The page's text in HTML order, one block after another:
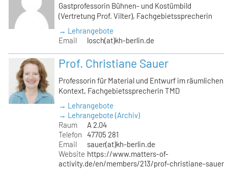
Gastprofessorin Bühnen- und Kostümbild
(Vertretung Prof. Vilter), Fachgebietssprecherin
→ Lehrangebote
Email
losch(at)kh-berlin.de
Prof. Christiane Sauer
Professorin für Material und Entwurf im räumlichen
Kontext, Fachgebietssprecherin TMD
→ Lehrangebote
→ Lehrangebote (Archiv)
Raum
A 2.04
Telefon
47705 281
Email
sauer(at)kh-berlin.de
Website https://www.matters-of-
activity.de/en/members/213/prof-christiane-sauer